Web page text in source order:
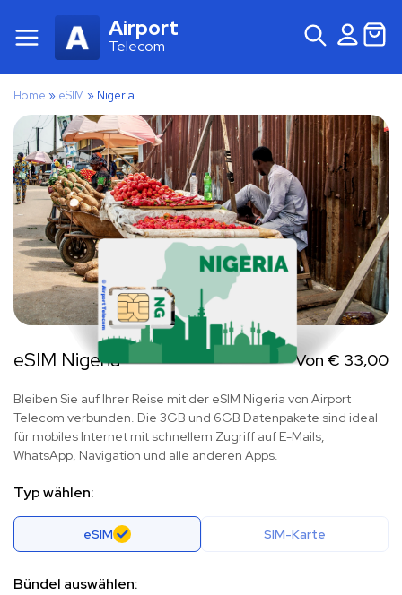
Airport
Telecom
Home » eSIM » Nigeria
eSIM Nigeria Von € 33,00
Bleiben Sie auf Ihrer Reise mit der eSIM Nigeria von Airport
Telecom verbunden. Die 3GB und 6GB Datenpakete sind ideal
für mobiles Internet mit schnellem Zugriff auf E-Mails,
WhatsApp, Navigation und alle anderen Apps.
Typ wählen:
eSIM SIM-Karte
Bündel auswählen: